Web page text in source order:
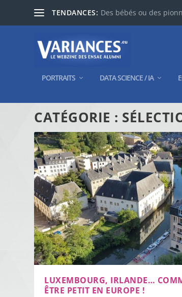
TENDANCES: Des bébés ou des
PORTRAITS DATA SCIENCE / IA
CATÉGORIE :
LUXEMBOURG, IRLANDE…
ÊTRE PETIT EN EUROPE !